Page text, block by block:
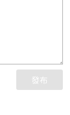
發布